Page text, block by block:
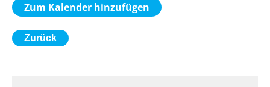
Zum Kalender hinzufügen
Zurück